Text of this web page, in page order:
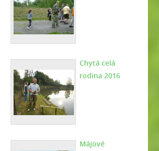
Chytá celá
rodina 2016
Májové